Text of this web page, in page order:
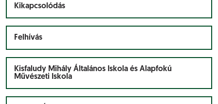
Kikapcsolódás
Felhívás
Kisfaludy Mihály Általános Iskola és Alapfokú
Művészeti Iskola